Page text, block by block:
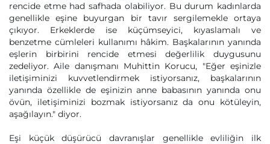
rencide etme had safhada olabiliyor. Bu durum kadınlarda
genellikle eşine buyurgan bir tavır sergilemekle ortaya
çıkıyor. Erkeklerde ise küçümseyici, kıyaslamalı ve
benzetme cümleleri kullanımı hâkim. Başkalarının yanında
eşlerin birbirini rencide etmesi değerlilik duygusunu
zedeliyor. Aile danışmanı Muhittin Korucu, "Eğer eşinizle
iletişiminizi kuvvetlendirmek istiyorsanız, başkalarının
yanında özellikle de eşinizin anne babasının yanında onu
övün, iletişiminizi bozmak istiyorsanız da onu kötüleyin,
aşağılayın." diyor.
Eşi küçük düşürücü davranışlar genellikle evliliğin ilk